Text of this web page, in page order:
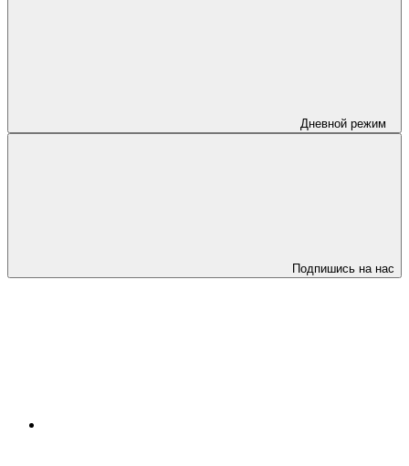
Дневной режим
Подпишись на нас